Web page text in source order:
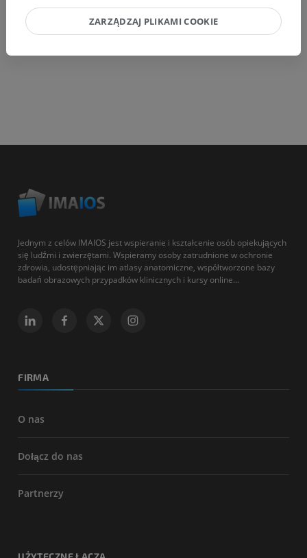
Jednym z celów IMAIOS jest wspieranie i kształcenie osób opiekujących
się ludźmi i zwierzętami. Wspieramy osoby zatrudnione w ochronie
zdrowia, udostępniając im atlasy anatomiczne, współtworzone bazy
badań obrazowych przypadków klinicznych i kursy online...
FIRMA
O nas
Dołącz do nas
Partnerzy
ZARZĄDZAJ PLIKAMI COOKIE